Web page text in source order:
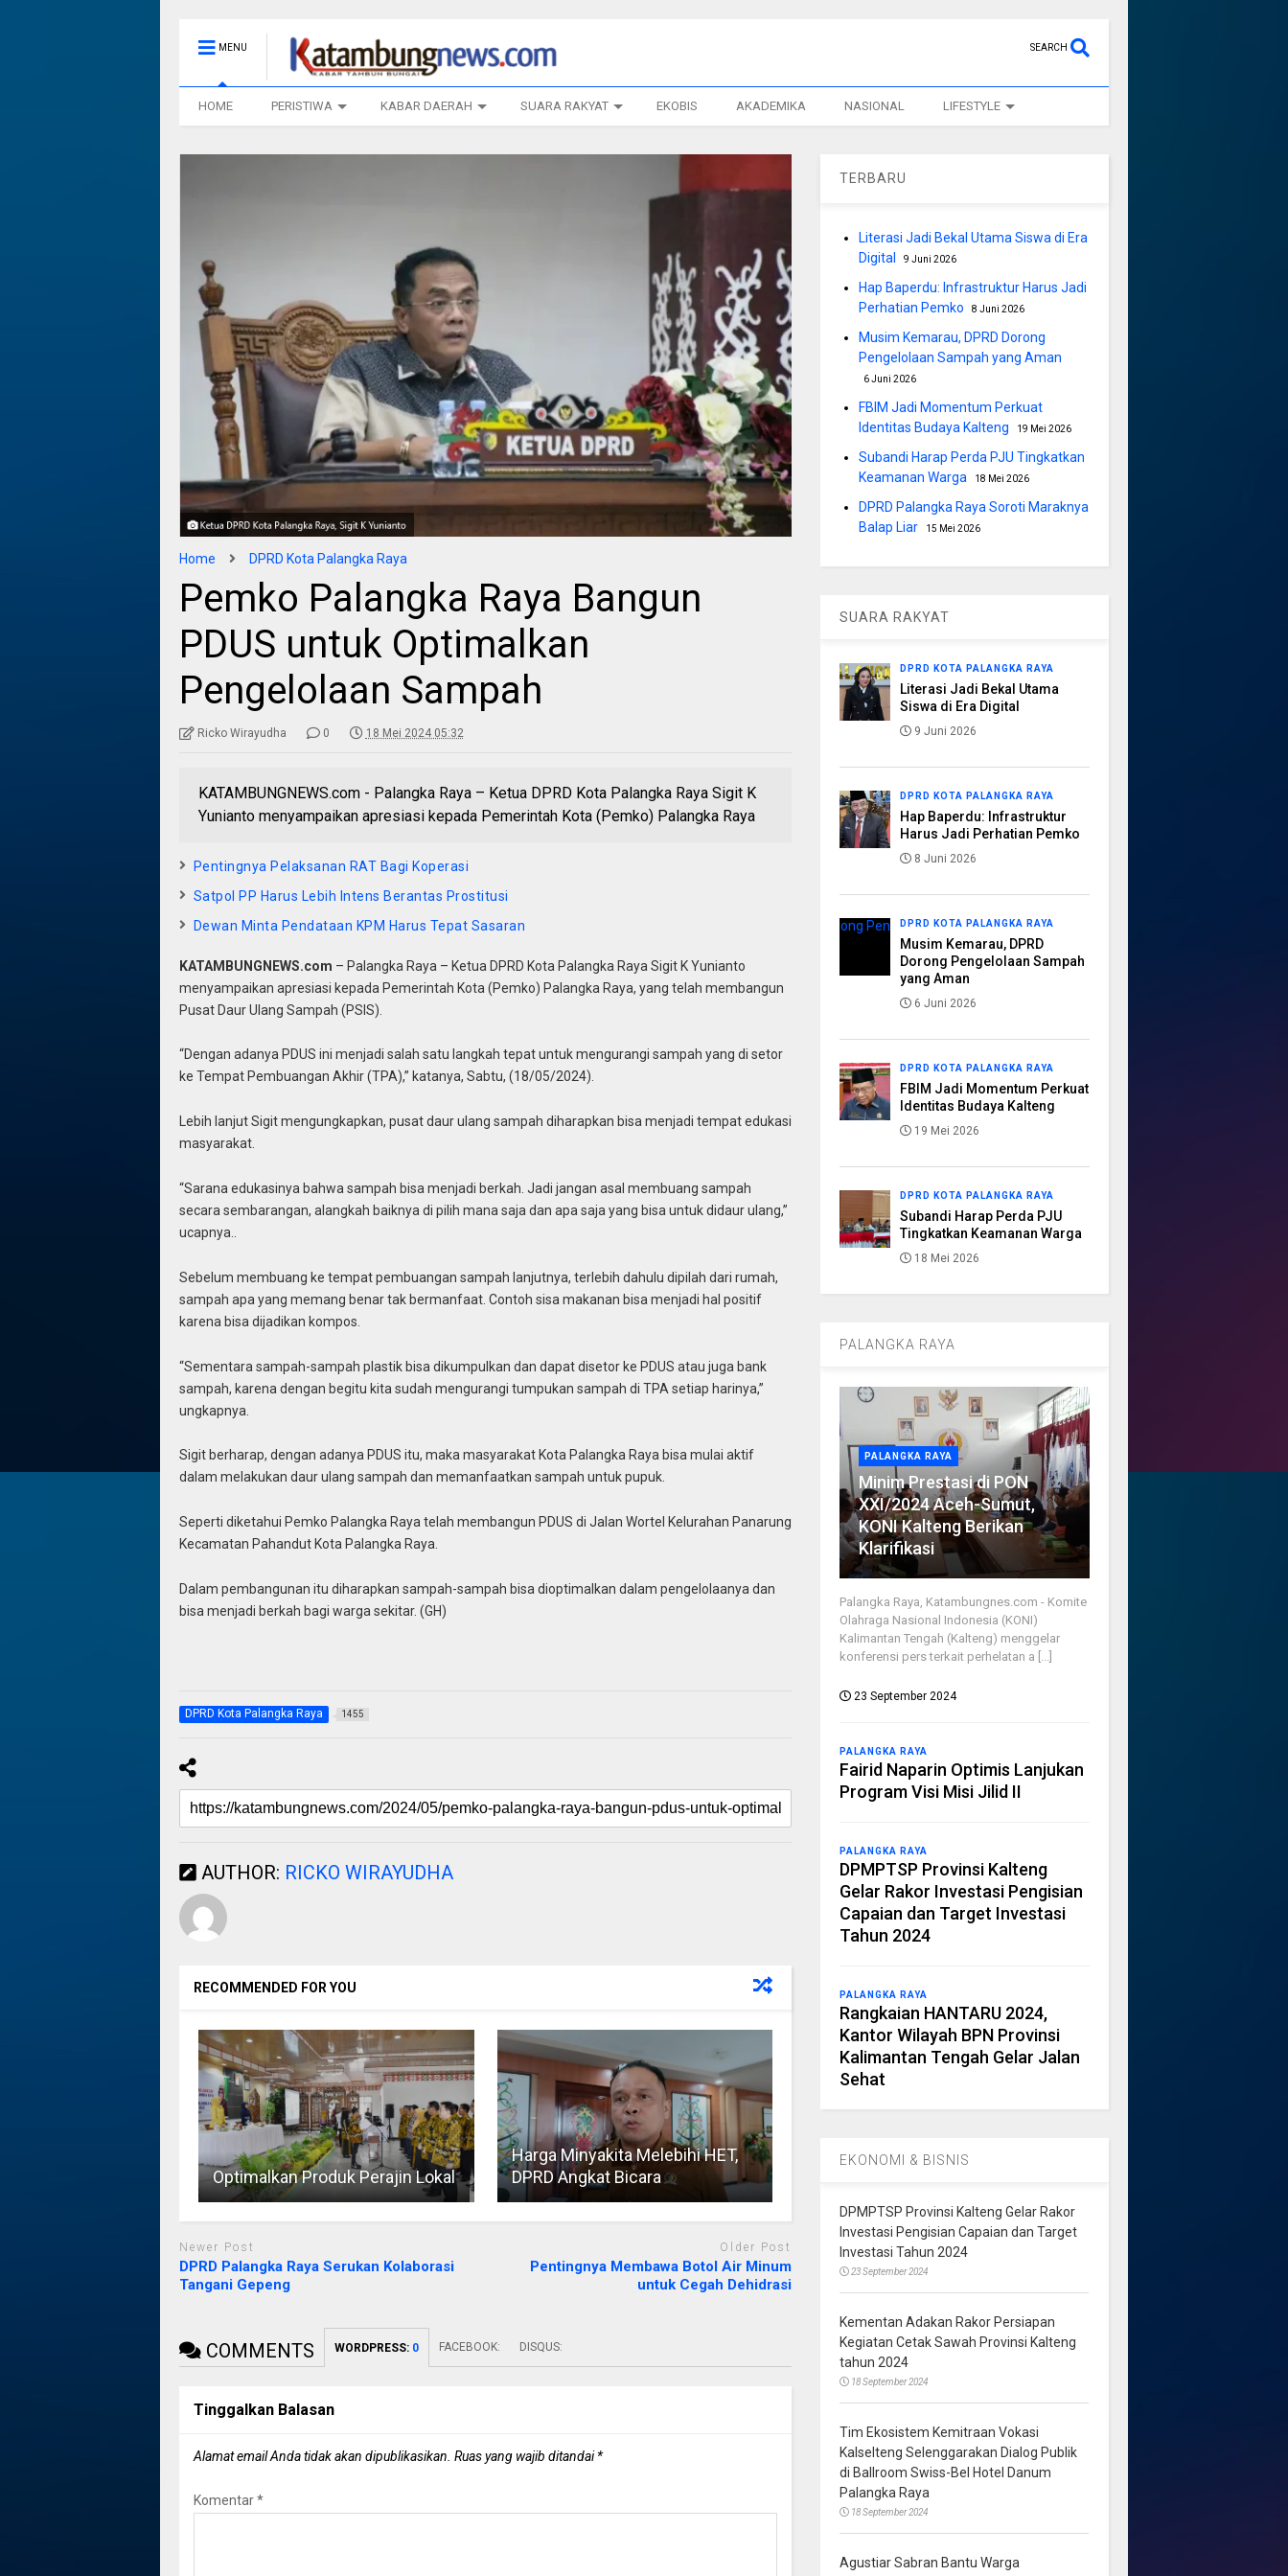
MENU SEARCH
HOME PERISTIWA KABAR DAERAH SUARA RAKYAT EKOBIS AKADEMIKA NASIONAL LIFESTYLE
Home DPRD Kota Palangka Raya
Pemko Palangka Raya Bangun
PDUS untuk Optimalkan
Pengelolaan Sampah
Ricko Wirayudha 0 18 Mei 2024 05:32
KATAMBUNGNEWS.com - Palangka Raya – Ketua DPRD Kota Palangka Raya Sigit K
Yunianto menyampaikan apresiasi kepada Pemerintah Kota (Pemko) Palangka Raya
Pentingnya Pelaksanan RAT Bagi Koperasi
Satpol PP Harus Lebih Intens Berantas Prostitusi
Dewan Minta Pendataan KPM Harus Tepat Sasaran
KATAMBUNGNEWS.com – Palangka Raya – Ketua DPRD Kota Palangka Raya Sigit K Yunianto
menyampaikan apresiasi kepada Pemerintah Kota (Pemko) Palangka Raya, yang telah membangun
Pusat Daur Ulang Sampah (PSIS).
“Dengan adanya PDUS ini menjadi salah satu langkah tepat untuk mengurangi sampah yang di setor
ke Tempat Pembuangan Akhir (TPA),” katanya, Sabtu, (18/05/2024).
Lebih lanjut Sigit mengungkapkan, pusat daur ulang sampah diharapkan bisa menjadi tempat edukasi
masyarakat.
“Sarana edukasinya bahwa sampah bisa menjadi berkah. Jadi jangan asal membuang sampah
secara sembarangan, alangkah baiknya di pilih mana saja dan apa saja yang bisa untuk didaur ulang,”
ucapnya..
Sebelum membuang ke tempat pembuangan sampah lanjutnya, terlebih dahulu dipilah dari rumah,
sampah apa yang memang benar tak bermanfaat. Contoh sisa makanan bisa menjadi hal positif
karena bisa dijadikan kompos.
“Sementara sampah-sampah plastik bisa dikumpulkan dan dapat disetor ke PDUS atau juga bank
sampah, karena dengan begitu kita sudah mengurangi tumpukan sampah di TPA setiap harinya,”
ungkapnya.
Sigit berharap, dengan adanya PDUS itu, maka masyarakat Kota Palangka Raya bisa mulai aktif
dalam melakukan daur ulang sampah dan memanfaatkan sampah untuk pupuk.
Seperti diketahui Pemko Palangka Raya telah membangun PDUS di Jalan Wortel Kelurahan Panarung
Kecamatan Pahandut Kota Palangka Raya.
Dalam pembangunan itu diharapkan sampah-sampah bisa dioptimalkan dalam pengelolaanya dan
bisa menjadi berkah bagi warga sekitar. (GH)
DPRD Kota Palangka Raya 1455
AUTHOR: RICKO WIRAYUDHA
RECOMMENDED FOR YOU
Optimalkan Produk Perajin Lokal
Harga Minyakita Melebihi HET,
DPRD Angkat Bicara
Newer Post
DPRD Palangka Raya Serukan Kolaborasi
Tangani Gepeng
Older Post
Pentingnya Membawa Botol Air Minum
untuk Cegah Dehidrasi
COMMENTS WORDPRESS: 0 FACEBOOK: DISQUS:
Tinggalkan Balasan
Alamat email Anda tidak akan dipublikasikan. Ruas yang wajib ditandai*
Komentar*
TERBARU
Literasi Jadi Bekal Utama Siswa di Era
Digital
9 Juni 2026
Hap Baperdu: Infrastruktur Harus Jadi
Perhatian Pemko
8 Juni 2026
Musim Kemarau, DPRD Dorong
Pengelolaan Sampah yang Aman
6 Juni 2026
FBIM Jadi Momentum Perkuat
Identitas Budaya Kalteng
19 Mei 2026
Subandi Harap Perda PJU Tingkatkan
Keamanan Warga
18 Mei 2026
DPRD Palangka Raya Soroti Maraknya
Balap Liar
15 Mei 2026
SUARA RAKYAT
DPRD KOTA PALANGKA RAYA
Literasi Jadi Bekal Utama
Siswa di Era Digital
9 Juni 2026
DPRD KOTA PALANGKA RAYA
Hap Baperdu: Infrastruktur
Harus Jadi Perhatian Pemko
8 Juni 2026
DPRD KOTA PALANGKA RAYA
Musim Kemarau, DPRD
Dorong Pengelolaan Sampah
yang Aman
6 Juni 2026
DPRD KOTA PALANGKA RAYA
FBIM Jadi Momentum Perkuat
Identitas Budaya Kalteng
19 Mei 2026
DPRD KOTA PALANGKA RAYA
Subandi Harap Perda PJU
Tingkatkan Keamanan Warga
18 Mei 2026
PALANGKA RAYA
PALANGKA RAYA
Minim Prestasi di PON
XXI/2024 Aceh-Sumut,
KONI Kalteng Berikan
Klarifikasi
Palangka Raya, Katambungnes.com - Komite
Olahraga Nasional Indonesia (KONI)
Kalimantan Tengah (Kalteng) menggelar
konferensi pers terkait perhelatan a [...]
23 September 2024
PALANGKA RAYA
Fairid Naparin Optimis Lanjukan
Program Visi Misi Jilid II
PALANGKA RAYA
DPMPTSP Provinsi Kalteng
Gelar Rakor Investasi Pengisian
Capaian dan Target Investasi
Tahun 2024
PALANGKA RAYA
Rangkaian HANTARU 2024,
Kantor Wilayah BPN Provinsi
Kalimantan Tengah Gelar Jalan
Sehat
EKONOMI & BISNIS
DPMPTSP Provinsi Kalteng Gelar Rakor
Investasi Pengisian Capaian dan Target
Investasi Tahun 2024
23 September 2024
Kementan Adakan Rakor Persiapan
Kegiatan Cetak Sawah Provinsi Kalteng
tahun 2024
18 September 2024
Tim Ekosistem Kemitraan Vokasi
Kalselteng Selenggarakan Dialog Publik
di Ballroom Swiss-Bel Hotel Danum
Palangka Raya
18 September 2024
Agustiar Sabran Bantu Warga